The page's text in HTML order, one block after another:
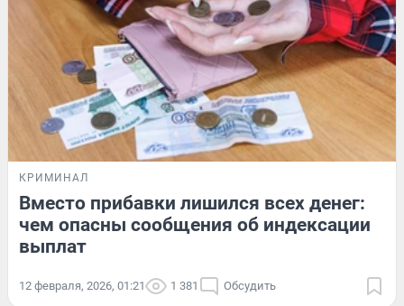
КРИМИНАЛ
Вместо прибавки лишился всех денег:
чем опасны сообщения об индексации
выплат
12 февраля, 2026, 01:21 1 381 Обсудить